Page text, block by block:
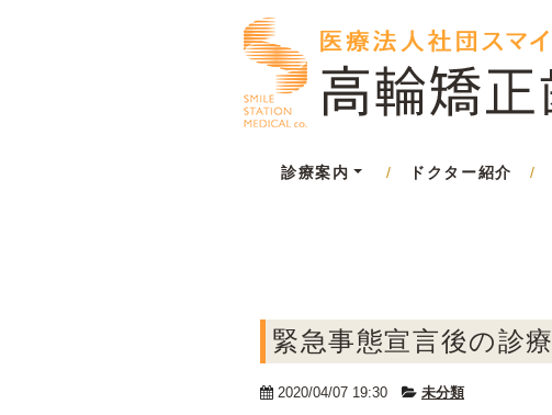
診療案内
/ ドクター紹介 /
緊急事態宣言後の診療
2020/04/07 19:30 未分類